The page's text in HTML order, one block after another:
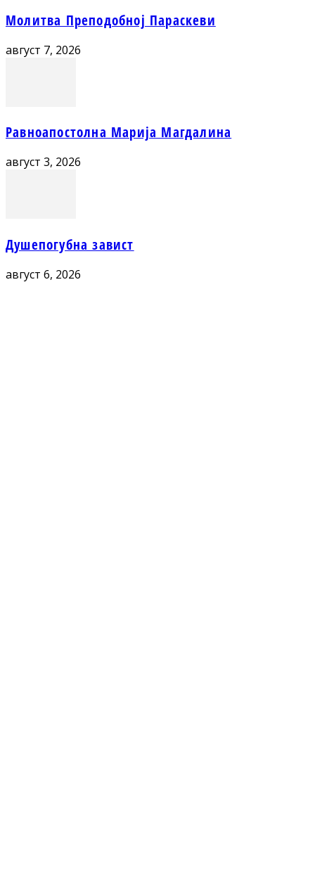
Молитва Преподобној Параскеви
август 7, 2026
Равноапостолна Марија Магдалина
август 3, 2026
Душепогубна завист
август 6, 2026